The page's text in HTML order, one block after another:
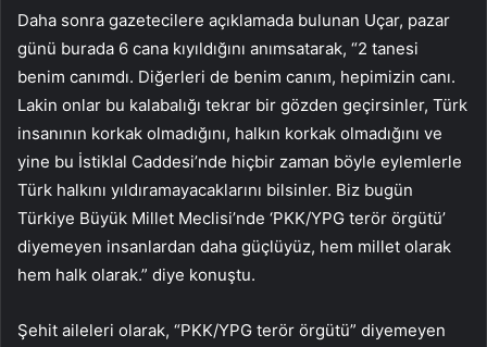
Daha sonra gazetecilere açıklamada bulunan Uçar, pazar
günü burada 6 cana kıyıldığını anımsatarak, “2 tanesi
benim canımdı. Diğerleri de benim canım, hepimizin canı.
Lakin onlar bu kalabalığı tekrar bir gözden geçirsinler, Türk
insanının korkak olmadığını, halkın korkak olmadığını ve
yine bu İstiklal Caddesi’nde hiçbir zaman böyle eylemlerle
Türk halkını yıldıramayacaklarını bilsinler. Biz bugün
Türkiye Büyük Millet Meclisi’nde ‘PKK/YPG terör örgütü’
diyemeyen insanlardan daha güçlüyüz, hem millet olarak
hem halk olarak.” diye konuştu.
Şehit aileleri olarak, “PKK/YPG terör örgütü” diyemeyen